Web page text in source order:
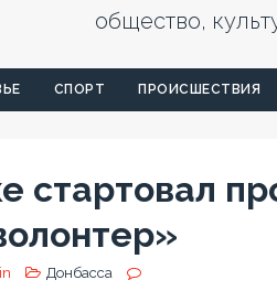
общество,
СПОРТ ПРОИСШЕСТВИЯ
стартовал
Донбасса